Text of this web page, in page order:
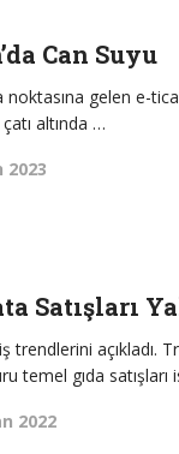
Can Suyu
noktasına gelen e-
altında …
2023
Satışları
trendlerini açıkladı.
temel gıda satışları
2022